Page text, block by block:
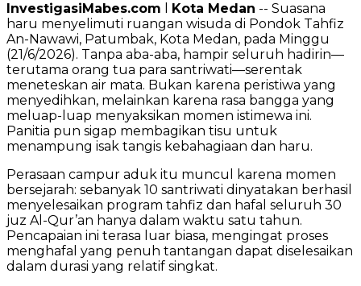
InvestigasiMabes.com
Kota Medan -- Suasana
haru menyelimuti ruangan wisuda di Pondok Tahfiz
An-Nawawi, Patumbak, Kota Medan, pada Minggu
(21/6/2026). Tanpa aba-aba, hampir seluruh hadirin—
terutama orang tua para santriwati—serentak
meneteskan air mata. Bukan karena peristiwa yang
menyedihkan, melainkan karena rasa bangga yang
meluap-luap menyaksikan momen istimewa ini.
Panitia pun sigap membagikan tisu untuk
menampung isak tangis kebahagiaan dan haru.
Perasaan campur aduk itu muncul karena momen
bersejarah: sebanyak 10 santriwati dinyatakan berhasil
menyelesaikan program tahfiz dan hafal seluruh 30
juz Al-Qur’an hanya dalam waktu satu tahun.
Pencapaian ini terasa luar biasa, mengingat proses
menghafal yang penuh tantangan dapat diselesaikan
dalam durasi yang relatif singkat.